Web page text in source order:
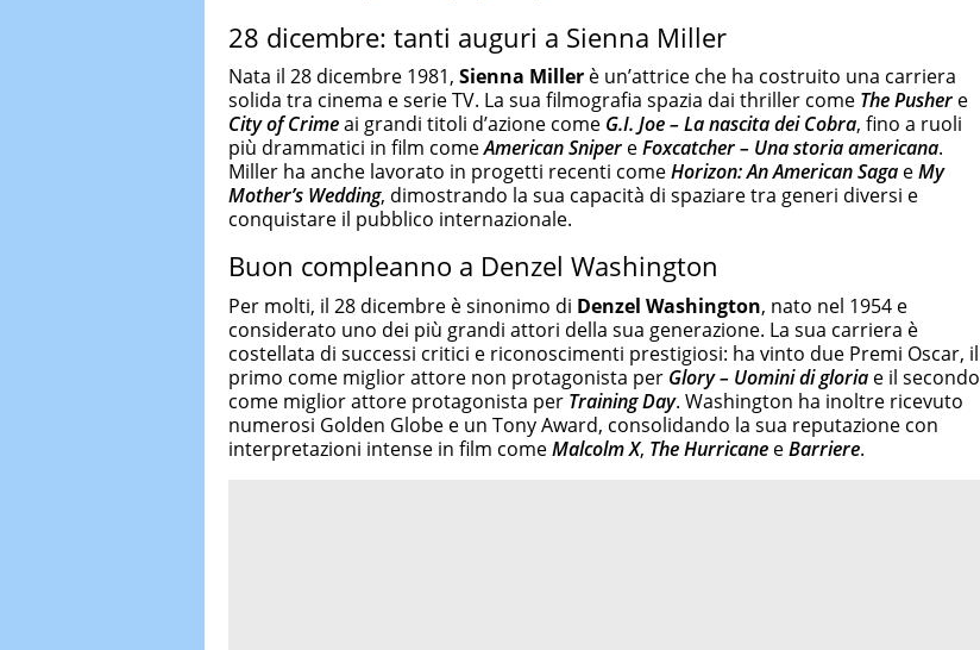
28 dicembre: tanti auguri a Sienna Miller
Nata il 28 dicembre 1981, Sienna Miller è un’attrice che ha costruito una carriera
solida tra cinema e serie TV. La sua filmografia spazia dai thriller come The Pusher e
City of Crimeai grandi titoli d’azione come G.I. Joe – La nascita dei Cobra, fino a ruoli
più drammatici in film comeAmerican Sniper eFoxcatcher – Una storia americana.
Miller ha anche lavorato in progetti recenti comeHorizon: An American Saga eMy
Mother’s Wedding, dimostrando la sua capacità di spaziare tra generi diversi e
conquistare il pubblico internazionale.
Buon compleanno a Denzel Washington
Per molti, il 28 dicembre è sinonimo di Denzel Washington, nato nel 1954 e
considerato uno dei più grandi attori della sua generazione. La sua carriera è
costellata di successi critici e riconoscimenti prestigiosi: ha vinto due Premi Oscar, il
primo come miglior attore non protagonista per Glory – Uomini di gloria e il secondo
come miglior attore protagonista per Training Day. Washington ha inoltre ricevuto
numerosi Golden Globe e un Tony Award, consolidando la sua reputazione con
interpretazioni intense in film comeMalcolm X, The Hurricane eBarriere.